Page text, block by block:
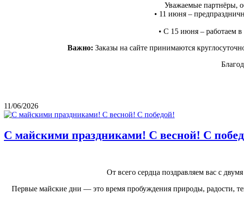
Уважаемые партнёры,
• 11 июня –
• С 15 июня – работаем
Важно: Заказы на сайте принимаются
11/06/2026
С майскими праздниками! С весной! С
От всего сердца поздравляем вас с
Первые майские дни — это время пробуждения природы, радости,